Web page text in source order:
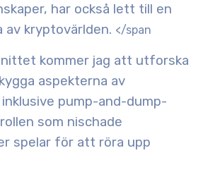
har också lett till en
av kryptovärlden. </span
kommer jag att utforska
aspekterna av
pump-and-dump-
som nischade
spelar för att röra upp